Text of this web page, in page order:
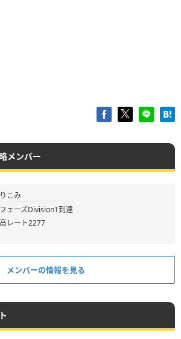
メンバー
こみ
ェーズDivision1到達
レート2277
メンバーの情報を見る